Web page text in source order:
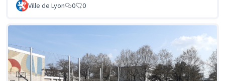
Ville de Lyon
0 0